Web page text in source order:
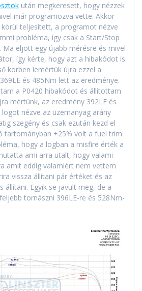
után megkeresett, hogy nézzek
már programozva vette. Akkor
körül teljesített, a programot nézve
probléma, így csak a Start/Stop
Ma eljött egy újabb mérésre és mivel
így kérte, hogy azt a hibakódot is
körben lemértük újra ezzel a
és 485Nm lett az eredménye.
a P0420 hibakódot és állítottam
mértünk, az eredmény 392LE és
nézve az üzemanyag arány
szegény és csak ezután kezd el
tartományban +25% volt a fuel trim.
hogy a logban a misfire érték a
ami arra utalt, hogy valami
amit eddig valamiért nem vettem
vissza állítani pár értéket és az
állítani. Egyik se javult meg, de a
tornászni 396LE-re és 528Nm-